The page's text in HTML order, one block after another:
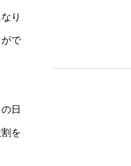
り
で
日
を